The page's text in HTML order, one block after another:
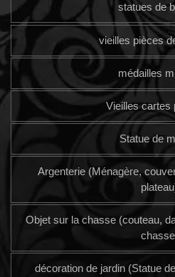
statues de
vieilles pièces
médailles
Vieilles cartes
Statue de
Argenterie (Ménagère,
Objet sur la chasse (couteau,
décoration de jardin (Statue